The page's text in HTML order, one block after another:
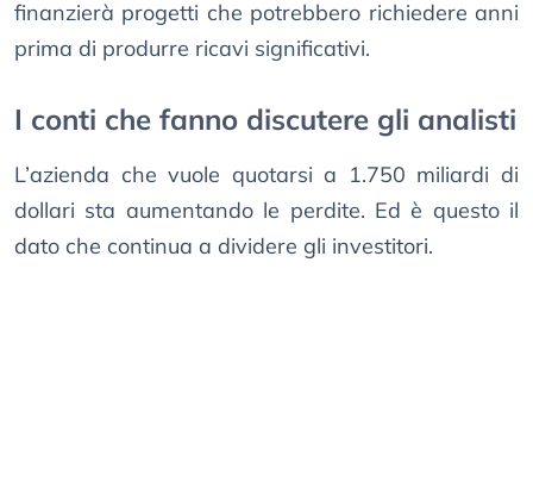
finanzierà progetti che potrebbero richiedere anni
prima di produrre ricavi significativi.
I conti che fanno discutere gli analisti
L’azienda che vuole quotarsi a 1.750 miliardi di
dollari sta aumentando le perdite. Ed è questo il
dato che continua a dividere gli investitori.